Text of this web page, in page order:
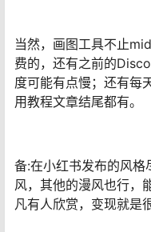
当然，画图工具不止
费的，还有之前的
度可能有点慢；还有每
用教程文章结尾都有。
备:在小红书发布的风格
风，其他的漫风也行，
凡有人欣赏，变现就是